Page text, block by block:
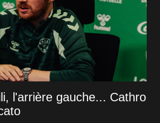
l'arrière gauche... Cathro